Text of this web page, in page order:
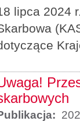
lipca 2024